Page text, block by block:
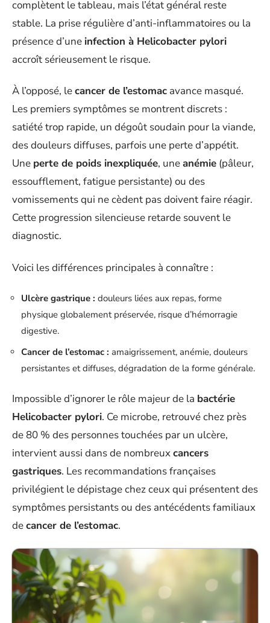
complètent le tableau, mais l’état général reste
stable. La prise régulière d’anti-inflammatoires ou la
présence d’une infection à Helicobacter pylori
accroît sérieusement le risque.
À l’opposé, lecancer de l’estomac avance masqué.
Les premiers symptômes se montrent discrets :
satiété trop rapide, un dégoût soudain pour la viande,
des douleurs diffuses, parfois une perte d’appétit.
Une perte de poids inexpliquée, uneanémie (pâleur,
essoufflement, fatigue persistante) ou des
vomissements qui ne cèdent pas doivent faire réagir.
Cette progression silencieuse retarde souvent le
diagnostic.
Voici les différences principales à connaître :
Ulcère gastrique : douleurs liées aux repas, forme
physique globalement préservée, risque d’hémorragie
digestive.
Cancer de l’estomac : amaigrissement, anémie, douleurs
persistantes et diffuses, dégradation de la forme générale.
Impossible d’ignorer le rôle majeur de la bactérie
Helicobacter pylori. Ce microbe, retrouvé chez près
de 80 % des personnes touchées par un ulcère,
intervient aussi dans de nombreuxcancers
gastriques. Les recommandations françaises
privilégient le dépistage chez ceux qui présentent des
symptômes persistants ou des antécédents familiaux
decancer de l’estomac.